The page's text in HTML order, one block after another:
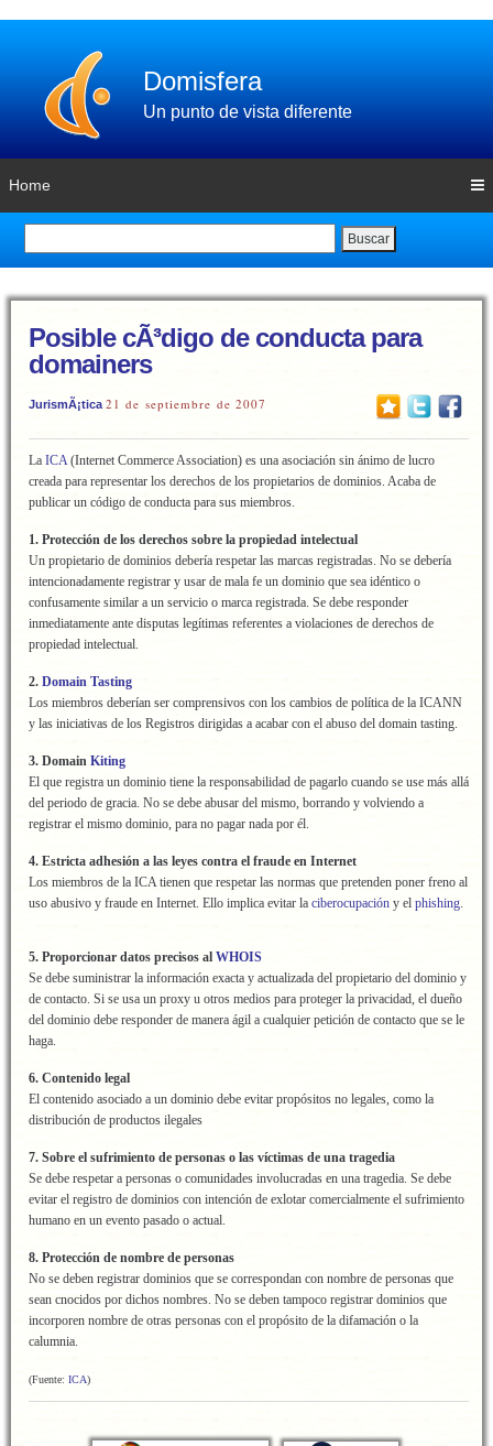
Domisfera
Un punto de vista diferente
Home
Buscar
Posible cÃ³digo de conducta para
domainers
JurismÃ¡tica 21 de septiembre de 2007
La ICA(Internet Commerce Association) es una asociación sin ánimo de lucro
creada para representar los derechos de los propietarios de dominios. Acaba de
publicar un código de conducta para sus miembros.
1. Protección de los derechos sobre la propiedad intelectual
Un propietario de dominios debería respetar las marcas registradas. No se debería
intencionadamente registrar y usar de mala fe un dominio que sea idéntico o
confusamente similar a un servicio o marca registrada. Se debe responder
inmediatamente ante disputas legítimas referentes a violaciones de derechos de
propiedad intelectual.
2. Domain Tasting
Los miembros deberían ser comprensivos con los cambios de política de la ICANN
y las iniciativas de los Registros dirigidas a acabar con el abuso del domain tasting.
3. Domain Kiting
El que registra un dominio tiene la responsabilidad de pagarlo cuando se use más allá
del periodo de gracia. No se debe abusar del mismo, borrando y volviendo a
registrar el mismo dominio, para no pagar nada por él.
4. Estricta adhesión a las leyes contra el fraude en Internet
Los miembros de la ICA tienen que respetar las normas que pretenden poner freno al
uso abusivo y fraude en Internet. Ello implica evitar la ciberocupación y el phishing.
5. Proporcionar datos precisos al WHOIS
Se debe suministrar la información exacta y actualizada del propietario del dominio y
de contacto. Si se usa un proxy u otros medios para proteger la privacidad, el dueño
del dominio debe responder de manera ágil a cualquier petición de contacto que se le
haga.
6. Contenido legal
El contenido asociado a un dominio debe evitar propósitos no legales, como la
distribución de productos ilegales
7. Sobre el sufrimiento de personas o las víctimas de una tragedia
Se debe respetar a personas o comunidades involucradas en una tragedia. Se debe
evitar el registro de dominios con intención de exlotar comercialmente el sufrimiento
humano en un evento pasado o actual.
8. Protección de nombre de personas
No se deben registrar dominios que se correspondan con nombre de personas que
sean cnocidos por dichos nombres. No se deben tampoco registrar dominios que
incorporen nombre de otras personas con el propósito de la difamación o la
calumnia.
(Fuente: ICA)